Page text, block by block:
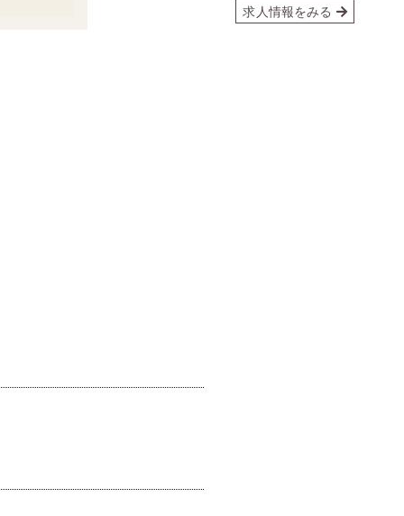
求人情報をみる